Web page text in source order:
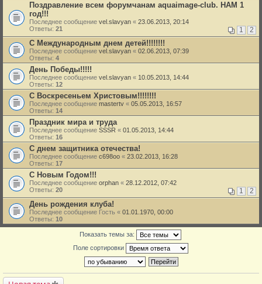
Поздравление всем форумчанам aquaimage-club. НАМ 1
год!!!
Последнее сообщение vel.slavyan « 23.06.2013, 20:14
Ответы: 21 1 2
С Международным днем детей!!!!!!!!
Последнее сообщение vel.slavyan « 02.06.2013, 07:39
Ответы: 4
День Победы!!!!!
Последнее сообщение vel.slavyan « 10.05.2013, 14:44
Ответы: 12
С Воскресеньем Христовым!!!!!!!!
Последнее сообщение mastertv « 05.05.2013, 16:57
Ответы: 14
Праздник мира и труда
Последнее сообщение SSSR « 01.05.2013, 14:44
Ответы: 16
С днем защитника отечества!
Последнее сообщение c698oo « 23.02.2013, 16:28
Ответы: 17
С Новым Годом!!!
Последнее сообщение orphan « 28.12.2012, 07:42
Ответы: 20 1 2
День рождения клуба!
Последнее сообщение Гость « 01.01.1970, 00:00
Ответы: 10
Показать темы за:
Поле сортировки